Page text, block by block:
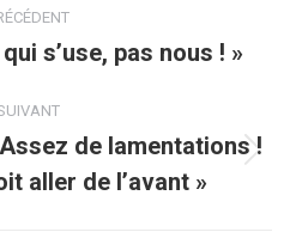
Article
:
s’use, pas nous ! »
suivant
de lamentations !
aller de l’avant »